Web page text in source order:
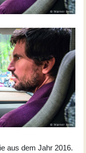
aus dem Jahr 2016.